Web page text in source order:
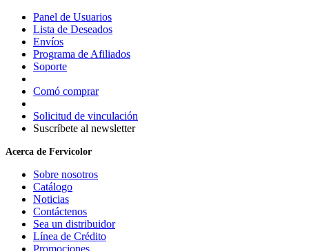
Panel de Usuarios
Lista de Deseados
Envíos
Programa de Afiliados
Soporte
Comó comprar
Solicitud de vinculación
Suscríbete al newsletter
Acerca de Fervicolor
Sobre nosotros
Catálogo
Noticias
Contáctenos
Sea un distribuidor
Línea de Crédito
Promociones